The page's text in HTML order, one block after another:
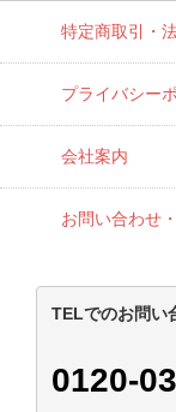
特定商取引・
プライバシー
会社案内
お問い合わせ
TELでのお問い
0120-